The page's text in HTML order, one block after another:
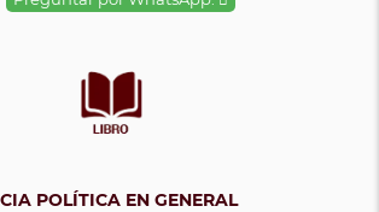
POLÍTICA EN GENERAL